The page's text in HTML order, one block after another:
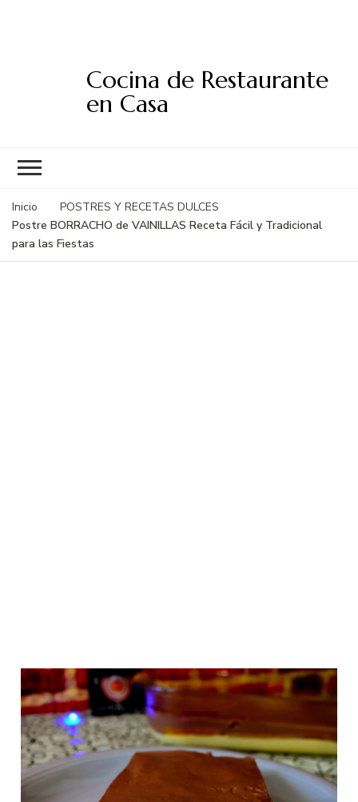
Cocina de Restaurante
en Casa
Inicio
POSTRES Y RECETAS DULCES
Postre BORRACHO de VAINILLAS Receta Fácil y Tradicional
para las Fiestas